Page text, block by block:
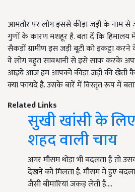
आमतौर पर लोग इससे कीड़ा जड़ी के नाम से
गुणों के कारण मशहूर है. बता दें कि हिमालय
सैकड़ों ग्रामीण इस जड़ी बूटी को इकट्ठा
वे लोग बहुत सावधानी से इसे साफ़ करके
आइये आज हम आपको कीड़ा जड़ी की खेती
क्या फायदे है. उसके बारें में विस्तृत रूप में
Related Links
सुखी खांसी के
शहद वाली चाय
अगर मौसम थोड़ा भी बदलता है तो
देखने को मिलता है. मौसम में हुए
जैसी बीमारियां जकड़ लेती है.…